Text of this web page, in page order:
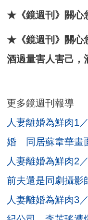
★《鏡週刊》關心
★《鏡週刊》關心
酒過量害人害己，
更多鏡週刊報導
人妻離婚為鮮肉1
婚 同居蘇韋華畫
人妻離婚為鮮肉2
前夫還是同劇攝影
人妻離婚為鮮肉3